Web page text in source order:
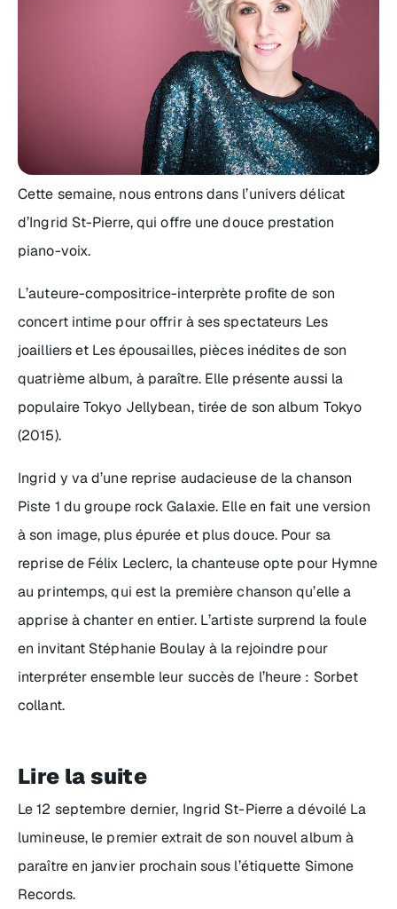
Cette semaine, nous entrons dans l’univers délicat
d’Ingrid St-Pierre, qui offre une douce prestation
piano-voix.
L’auteure-compositrice-interprète profite de son
concert intime pour offrir à ses spectateurs Les
joaillierset Les épousailles, pièces inédites de son
quatrième album, à paraître. Elle présente aussi la
populaireTokyo Jellybean, tirée de son album Tokyo
(2015).
Ingrid y va d’une reprise audacieuse de la chanson
Piste 1 du groupe rock Galaxie. Elle en fait une version
à son image, plus épurée et plus douce. Pour sa
reprise de Félix Leclerc, la chanteuse opte pour Hymne
au printemps, qui est la première chanson qu’elle a
apprise à chanter en entier. L’artiste surprend la foule
en invitant Stéphanie Boulay à la rejoindre pour
interpréter ensemble leur succès de l’heure : Sorbet
collant.
Lire la suite
Le 12 septembre dernier, Ingrid St-Pierre a dévoilé La
lumineuse, le premier extrait de son nouvel album à
paraître en janvier prochain sous l’étiquette Simone
Records.